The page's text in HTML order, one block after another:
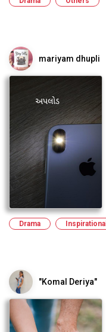
mariyam dhupli
Drama Inspirational
"Komal Deriya"